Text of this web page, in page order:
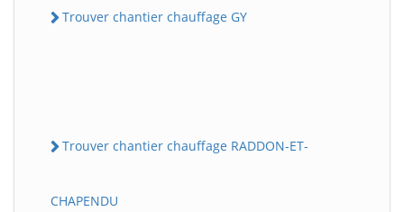
Trouver chantier chauffage GY
Trouver chantier chauffage RADDON-ET-
CHAPENDU